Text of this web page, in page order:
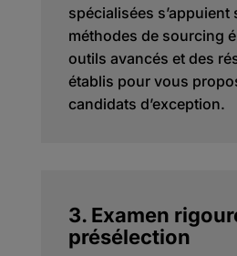
spécialisées s’appuient
méthodes de sourcing
outils avancés et des
établis pour vous
candidats d’exception.
3. Examen
présélection